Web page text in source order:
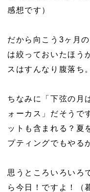
感想です）
だから向こう3ヶ月
は絞っておいたほう
スはすんなり腹落ち。
ちなみに「下弦の月
ォーカス」だそうで
ットも含まれる？夏
プティングでもやる
思うところいろいろ
ら今日！ですよ！（